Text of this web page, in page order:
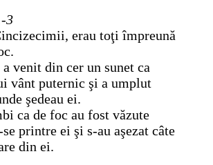
3
erau toţi împreună
a venit din cer un sunet ca
vânt puternic şi a umplut
şedeau ei.
ca de foc au fost văzute
printre ei şi s-au aşezat câte
din ei.